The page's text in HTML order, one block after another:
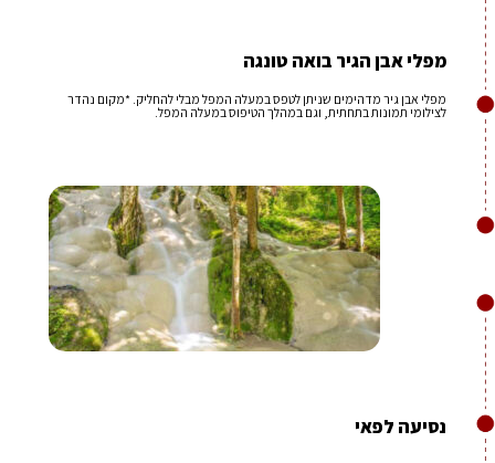
מפלי אבן הגיר בואה טונגה
מפלי אבן גיר מדהימים שניתן לטפס במעלה המפל מבלי להחליק. *מקום נהדר
לצילומי תמונות בתחתית, וגם במהלך הטיפוס במעלה המפל.
נסיעה לפאי